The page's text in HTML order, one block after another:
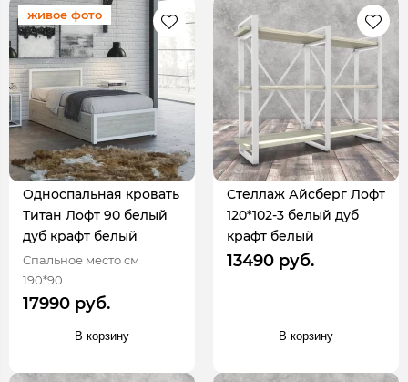
живое фото
Односпальная кровать
Титан Лофт 90 белый
дуб крафт белый
Спальное место см
190*90
17990 руб.
В корзину
Стеллаж Айсберг Лофт
120*102-3 белый дуб
крафт белый
13490 руб.
В корзину